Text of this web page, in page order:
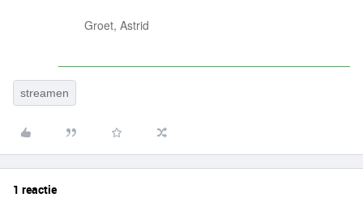
Groet, Astrid
streamen
1 reactie